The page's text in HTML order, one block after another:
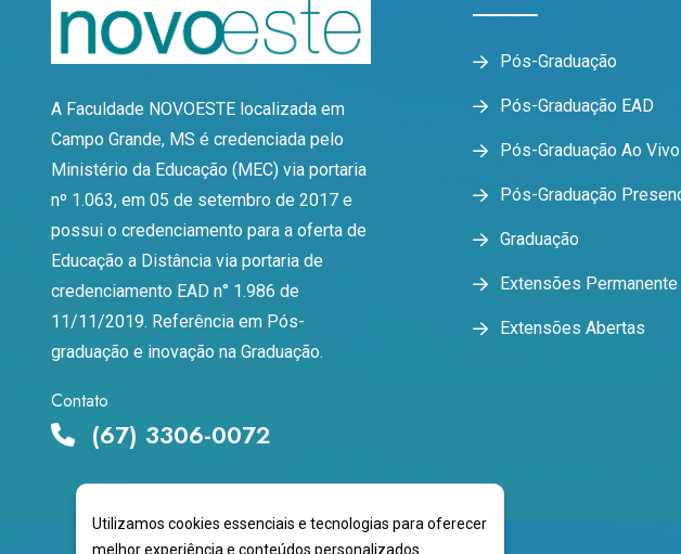
A Faculdade NOVOESTE localizada em
Campo Grande, MS é credenciada pelo
Ministério da Educação (MEC) via portaria
nº 1.063, em 05 de setembro de 2017 e
possui o credenciamento para a oferta de
Educação a Distância via portaria de
credenciamento EAD n° 1.986 de
11/11/2019. Referência em Pós-
graduação e inovação na Graduação.
Contato
(67) 3306-0072
Pós-Graduação
Pós-Graduação EAD
Pós-Graduação Ao Vivo
Pós-Graduação
Graduação
Extensões Permanente
Extensões Abertas
Utilizamos cookies essenciais e tecnologias para oferecer
melhor experiência e conteúdos personalizados.